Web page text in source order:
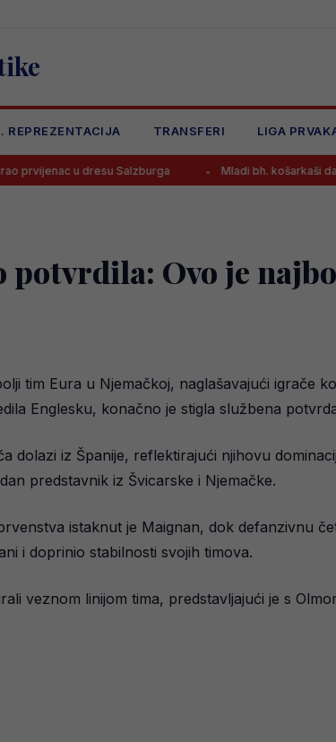
REPREZENTACIJA TRANSFERI LIGA
u dresu Salzburga Mladi bh. košarkaši danas traže
potvrdila: Ovo je
tim Eura u Njemačkoj, naglašavajući igrače
Englesku, konačno je stigla službena
dolazi iz Španije, reflektirajući njihovu
predstavnik iz Švicarske i Njemačke.
istaknut je Maignan, dok defanzivnu
i doprinio stabilnosti svojih timova.
veznom linijom tima, predstavljajući je s